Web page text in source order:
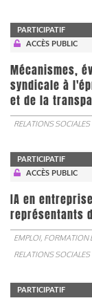
PARTICIPATIF
ACCÈS PUBLIC
Mécanismes,
syndicale à
et de la
RELATIONS SOCIALES
PARTICIPATIF
ACCÈS PUBLIC
IA en
représentants
EMPLOI, FORMATION
RELATIONS SOCIALES
PARTICIPATIF